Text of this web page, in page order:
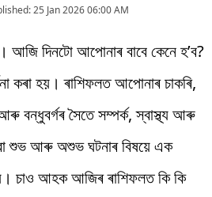
25 Jan 2026 06:00 AM
আজি দিনটো আপোনাৰ বাবে কেনে হ’ব?
কৰা হয়। ৰাশিফলত আপোনাৰ চাকৰি,
বন্ধুবৰ্গৰ সৈতে সম্পৰ্ক, স্বাস্থ্য আৰু
শুভ আৰু অশুভ ঘটনাৰ বিষয়ে এক
চাও আহক আজিৰ ৰাশিফলত কি কি